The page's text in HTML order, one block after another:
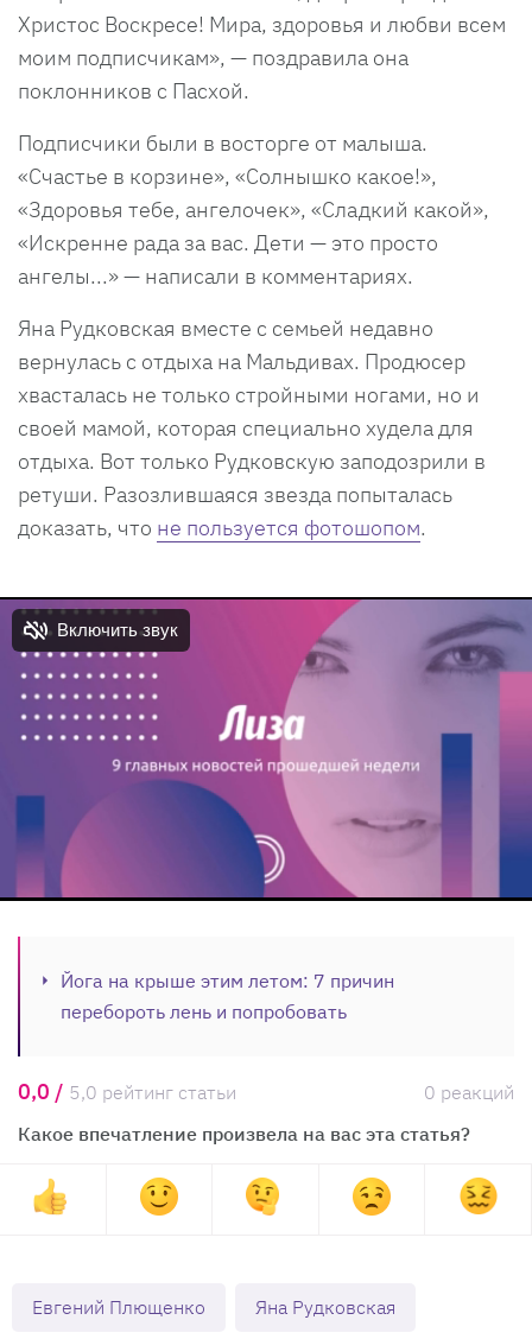
Христос Воскресе! Мира, здоровья и любви всем
моим подписчикам», — поздравила она
поклонников с Пасхой.
Подписчики были в восторге от малыша.
«Счастье в корзине», «Солнышко какое!»,
«Здоровья тебе, ангелочек», «Сладкий какой»,
«Искренне рада за вас. Дети — это просто
ангелы...» — написали в комментариях.
Яна Рудковская вместе с семьей недавно
вернулась с отдыха на Мальдивах. Продюсер
хвасталась не только стройными ногами, но и
своей мамой, которая специально худела для
отдыха. Вот только Рудковскую заподозрили в
ретуши. Разозлившаяся звезда попыталась
доказать, что не пользуется фотошопом.
Йога на крыше этим летом: 7 причин
перебороть лень и попробовать
0,0 / 5,0 рейтинг статьи
0 реакций
Какое впечатление произвела на вас эта статья?
Евгений Плющенко Яна Рудковская